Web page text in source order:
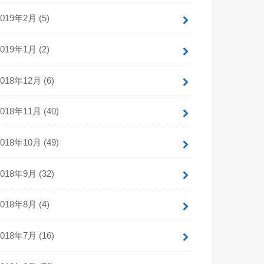
年2月 (5)
年1月 (2)
年12月 (6)
年11月 (40)
年10月 (49)
年9月 (32)
年8月 (4)
年7月 (16)